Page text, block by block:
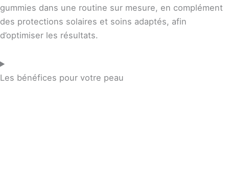
gummies dans une routine sur mesure, en complément
des protections solaires et soins adaptés, afin
d’optimiser les résultats.
Les bénéfices pour votre peau